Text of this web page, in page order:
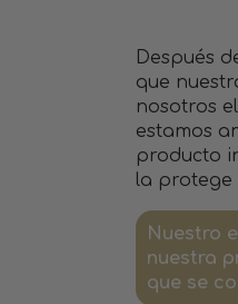
Después
que
nosotros
estamos
producto
la protege
Nuestro
nuestra
que se